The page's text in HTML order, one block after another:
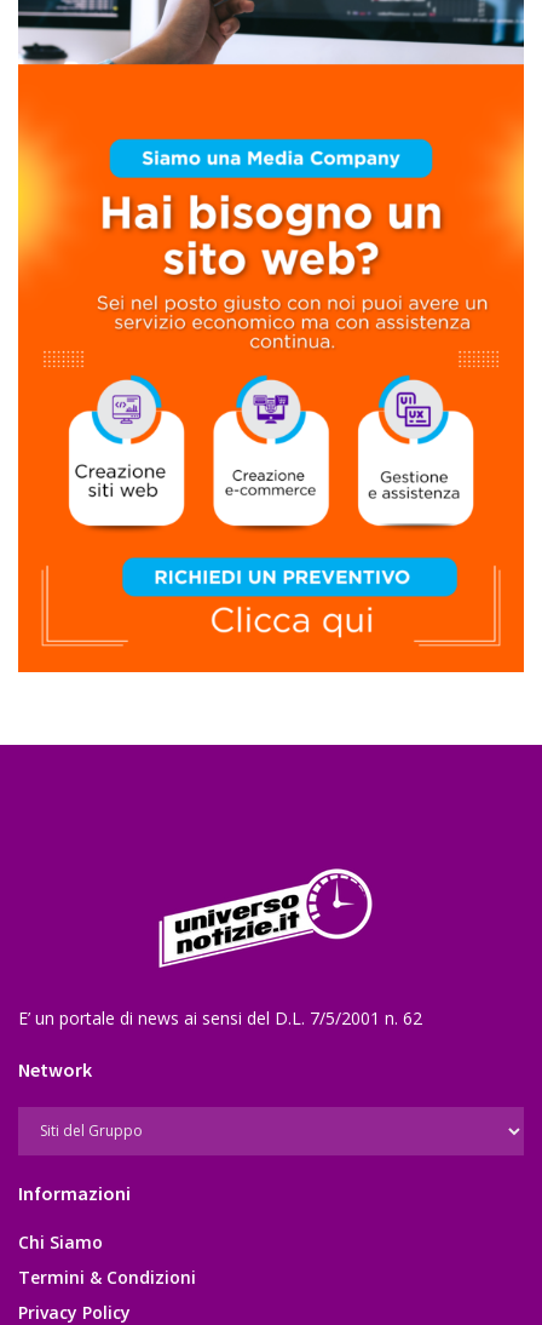
E’ un portale di news ai sensi del D.L. 7/5/2001 n. 62
Network
Informazioni
Chi Siamo
Termini & Condizioni
Privacy Policy